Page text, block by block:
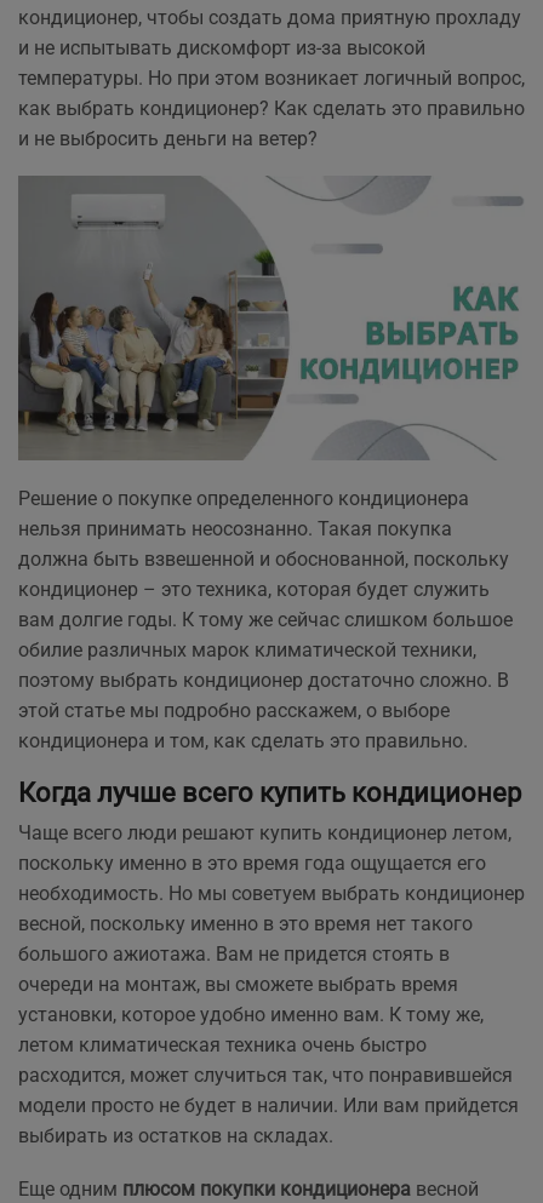
кондиционер, чтобы создать дома приятную прохладу
и не испытывать дискомфорт из-за высокой
температуры. Но при этом возникает логичный вопрос,
как выбрать кондиционер? Как сделать это правильно
и не выбросить деньги на ветер?
Решение о покупке определенного кондиционера
нельзя принимать неосознанно. Такая покупка
должна быть взвешенной и обоснованной, поскольку
кондиционер – это техника, которая будет служить
вам долгие годы. К тому же сейчас слишком большое
обилие различных марок климатической техники,
поэтому выбрать кондиционер достаточно сложно. В
этой статье мы подробно расскажем, о выборе
кондиционера и том, как сделать это правильно.
Когда лучше всего купить кондиционер
Чаще всего люди решают купить кондиционер летом,
поскольку именно в это время года ощущается его
необходимость. Но мы советуем выбрать кондиционер
весной, поскольку именно в это время нет такого
большого ажиотажа. Вам не придется стоять в
очереди на монтаж, вы сможете выбрать время
установки, которое удобно именно вам. К тому же,
летом климатическая техника очень быстро
расходится, может случиться так, что понравившейся
модели просто не будет в наличии. Или вам прийдется
выбирать из остатков на складах.
Еще одним плюсом покупки кондиционера весной